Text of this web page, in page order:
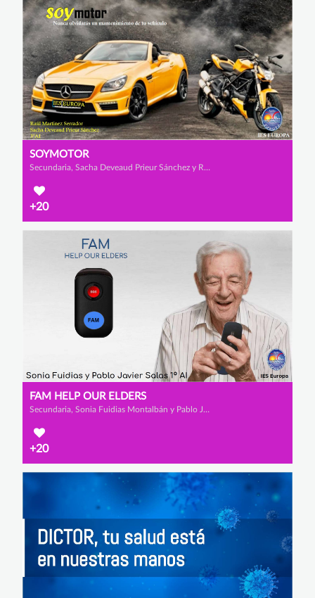
SOYMOTOR
Secundaria, Sacha Deveaud Prieur Sánchez y Raúl Martínez Serrador
+20
FAM HELP OUR ELDERS
Secundaria, Sonia Fuidias Montalbán y Pablo Javier Salas Orozco
+20